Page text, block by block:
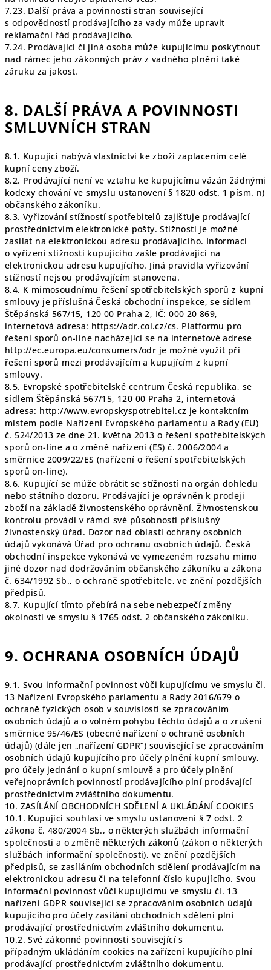
7.23. Další práva a povinnosti stran související
s odpovědností prodávajícího za vady může upravit
reklamační řád prodávajícího.
7.24. Prodávající či jiná osoba může kupujícímu poskytnout
nad rámec jeho zákonných práv z vadného plnění také
záruku za jakost.
8. DALŠÍ PRÁVA A POVINNOSTI
SMLUVNÍCH STRAN
8.1. Kupující nabývá vlastnictví ke zboží zaplacením celé
kupní ceny zboží.
8.2. Prodávající není ve vztahu ke kupujícímu vázán žádnými
kodexy chování ve smyslu ustanovení § 1820 odst. 1 písm. n)
občanského zákoníku.
8.3. Vyřizování stížností spotřebitelů zajišťuje prodávající
prostřednictvím elektronické pošty. Stížnosti je možné
zasílat na elektronickou adresu prodávajícího. Informaci
o vyřízení stížnosti kupujícího zašle prodávající na
elektronickou adresu kupujícího. Jiná pravidla vyřizování
stížností nejsou prodávajícím stanovena.
8.4. K mimosoudnímu řešení spotřebitelských sporů z kupní
smlouvy je příslušná Česká obchodní inspekce, se sídlem
Štěpánská 567/15, 120 00 Praha 2, IČ: 000 20 869,
internetová adresa: https://adr.coi.cz/cs. Platformu pro
řešení sporů on-line nacházející se na internetové adrese
http://ec.europa.eu/consumers/odr je možné využít při
řešení sporů mezi prodávajícím a kupujícím z kupní
smlouvy.
8.5. Evropské spotřebitelské centrum Česká republika, se
sídlem Štěpánská 567/15, 120 00 Praha 2, internetová
adresa: http://www.evropskyspotrebitel.cz je kontaktním
místem podle Nařízení Evropského parlamentu a Rady (EU)
č. 524/2013 ze dne 21. května 2013 o řešení spotřebitelských
sporů on-line a o změně nařízení (ES) č. 2006/2004 a
směrnice 2009/22/ES (nařízení o řešení spotřebitelských
sporů on-line).
8.6. Kupující se může obrátit se stížností na orgán dohledu
nebo státního dozoru. Prodávající je oprávněn k prodeji
zboží na základě živnostenského oprávnění. Živnostenskou
kontrolu provádí v rámci své působnosti příslušný
živnostenský úřad. Dozor nad oblastí ochrany osobních
údajů vykonává Úřad pro ochranu osobních údajů. Česká
obchodní inspekce vykonává ve vymezeném rozsahu mimo
jiné dozor nad dodržováním občanského zákoníku a zákona
č. 634/1992 Sb., o ochraně spotřebitele, ve znění pozdějších
předpisů.
8.7. Kupující tímto přebírá na sebe nebezpečí změny
okolností ve smyslu § 1765 odst. 2 občanského zákoníku.
9. OCHRANA OSOBNÍCH ÚDAJŮ
9.1. Svou informační povinnost vůči kupujícímu ve smyslu čl.
13 Nařízení Evropského parlamentu a Rady 2016/679 o
ochraně fyzických osob v souvislosti se zpracováním
osobních údajů a o volném pohybu těchto údajů a o zrušení
směrnice 95/46/ES (obecné nařízení o ochraně osobních
údajů) (dále jen „nařízení GDPR“) související se zpracováním
osobních údajů kupujícího pro účely plnění kupní smlouvy,
pro účely jednání o kupní smlouvě a pro účely plnění
veřejnoprávních povinností prodávajícího plní prodávající
prostřednictvím zvláštního dokumentu.
10. ZASÍLÁNÍ OBCHODNÍCH SDĚLENÍ A UKLÁDÁNÍ COOKIES
10.1. Kupující souhlasí ve smyslu ustanovení § 7 odst. 2
zákona č. 480/2004 Sb., o některých službách informační
společnosti a o změně některých zákonů (zákon o některých
službách informační společnosti), ve znění pozdějších
předpisů, se zasíláním obchodních sdělení prodávajícím na
elektronickou adresu či na telefonní číslo kupujícího. Svou
informační povinnost vůči kupujícímu ve smyslu čl. 13
nařízení GDPR související se zpracováním osobních údajů
kupujícího pro účely zasílání obchodních sdělení plní
prodávající prostřednictvím zvláštního dokumentu.
10.2. Své zákonné povinnosti související s
případným ukládáním cookies na zařízení kupujícího plní
prodávající prostřednictvím zvláštního dokumentu.